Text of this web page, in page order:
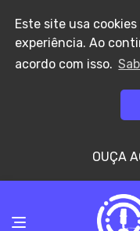
Este site usa
experiência. Ao
acordo com isso.
OUÇA